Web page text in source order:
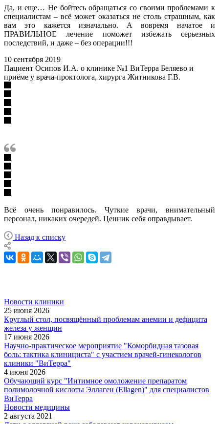
Да, и еще… Не бойтесь обращаться со своими проблемами к
специалистам – всё может оказаться не столь страшным, как
вам это кажется изначально. А вовремя начатое и
ПРАВИЛЬНОЕ лечение поможет избежать серьезных
последствий, и даже – без операции!!!
10 сентября 2019
Пациент Осипов И.А. о клинике №1 ВиТерра Беляево и
приёме у врача-проктолога, хирурга Житникова Г.В.
Всё очень понравилось. Чуткие врачи, внимательный
персонал, никаких очередей. Ценник себя оправдывает.
Назад к списку
Новости клиники
25 июня 2026
Круглый стол, посвящённый проблемам анемии и дефицита
железа у женщин
17 июня 2026
Научно-практическое мероприятие "Коморбидная тазовая
боль: тактика клинициста" с участием врачей-гинекологов
клиники "ВиТерра"
4 июня 2026
Обучающий курс "Интимное омоложение препаратом
полимолочной кислоты Эллаген (Ellagen)" для специалистов
ВиТерра
Новости медицины
2 августа 2021